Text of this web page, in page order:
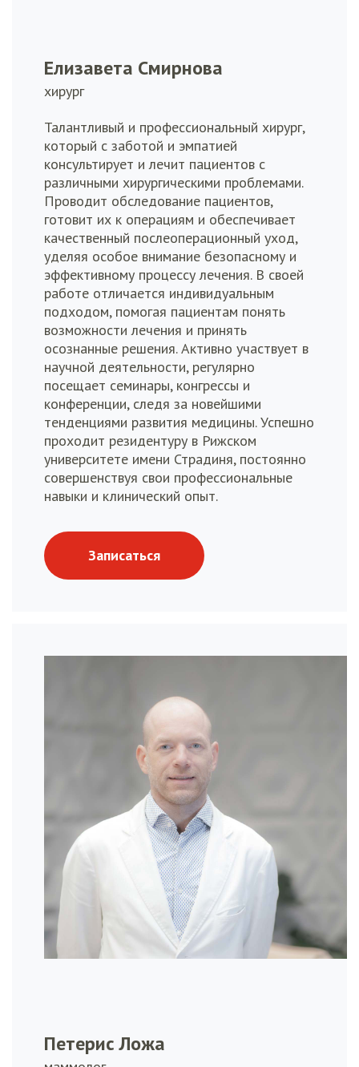
Елизавета Смирнова
хирург
Талантливый и профессиональный хирург,
который с заботой и эмпатией
консультирует и лечит пациентов с
различными хирургическими проблемами.
Проводит обследование пациентов,
готовит их к операциям и обеспечивает
качественный послеоперационный уход,
уделяя особое внимание безопасному и
эффективному процессу лечения. В своей
работе отличается индивидуальным
подходом, помогая пациентам понять
возможности лечения и принять
осознанные решения. Активно участвует в
научной деятельности, регулярно
посещает семинары, конгрессы и
конференции, следя за новейшими
тенденциями развития медицины. Успешно
проходит резидентуру в Рижском
университете имени Страдиня, постоянно
совершенствуя свои профессиональные
навыки и клинический опыт.
Записаться
Петерис Ложа